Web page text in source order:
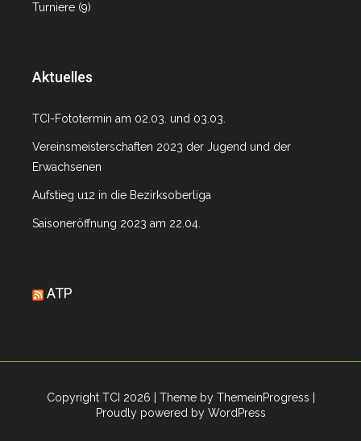
Turniere (9)
Aktuelles
TCI-Fototermin am 02.03. und 03.03.
Vereinsmeisterschaften 2023 der Jugend und der
Erwachsenen
Aufstieg u12 in die Bezirksoberliga
Saisoneröffnung 2023 am 22.04.
ATP
Copyright TCI 2026 | Theme by ThemeinProgress
Proudly powered by WordPress